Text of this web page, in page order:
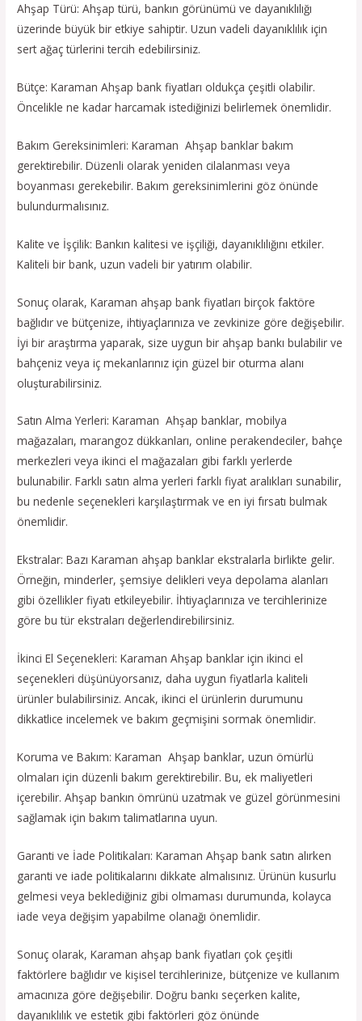
Ahşap Türü: Ahşap türü, bankın görünümü ve dayanıklılığı
üzerinde büyük bir etkiye sahiptir. Uzun vadeli dayanıklılık için
sert ağaç türlerini tercih edebilirsiniz.
Bütçe: Karaman Ahşap bank fiyatları oldukça çeşitli olabilir.
Öncelikle ne kadar harcamak istediğinizi belirlemek önemlidir.
Bakım Gereksinimleri: Karaman Ahşap banklar bakım
gerektirebilir. Düzenli olarak yeniden cilalanması veya
boyanması gerekebilir. Bakım gereksinimlerini göz önünde
bulundurmalısınız.
Kalite ve İşçilik: Bankın kalitesi ve işçiliği, dayanıklılığını etkiler.
Kaliteli bir bank, uzun vadeli bir yatırım olabilir.
Sonuç olarak, Karaman ahşap bank fiyatları birçok faktöre
bağlıdır ve bütçenize, ihtiyaçlarınıza ve zevkinize göre değişebilir.
İyi bir araştırma yaparak, size uygun bir ahşap bankı bulabilir ve
bahçeniz veya iç mekanlarınız için güzel bir oturma alanı
oluşturabilirsiniz.
Satın Alma Yerleri: Karaman Ahşap banklar, mobilya
mağazaları, marangoz dükkanları, online perakendeciler, bahçe
merkezleri veya ikinci el mağazaları gibi farklı yerlerde
bulunabilir. Farklı satın alma yerleri farklı fiyat aralıkları sunabilir,
bu nedenle seçenekleri karşılaştırmak ve en iyi fırsatı bulmak
önemlidir.
Ekstralar: Bazı Karaman ahşap banklar ekstralarla birlikte gelir.
Örneğin, minderler, şemsiye delikleri veya depolama alanları
gibi özellikler fiyatı etkileyebilir. İhtiyaçlarınıza ve tercihlerinize
göre bu tür ekstraları değerlendirebilirsiniz.
İkinci El Seçenekleri: Karaman Ahşap banklar için ikinci el
seçenekleri düşünüyorsanız, daha uygun fiyatlarla kaliteli
ürünler bulabilirsiniz. Ancak, ikinci el ürünlerin durumunu
dikkatlice incelemek ve bakım geçmişini sormak önemlidir.
Koruma ve Bakım: Karaman Ahşap banklar, uzun ömürlü
olmaları için düzenli bakım gerektirebilir. Bu, ek maliyetleri
içerebilir. Ahşap bankın ömrünü uzatmak ve güzel görünmesini
sağlamak için bakım talimatlarına uyun.
Garanti ve İade Politikaları: Karaman Ahşap bank satın alırken
garanti ve iade politikalarını dikkate almalısınız. Ürünün kusurlu
gelmesi veya beklediğiniz gibi olmaması durumunda, kolayca
iade veya değişim yapabilme olanağı önemlidir.
Sonuç olarak, Karaman ahşap bank fiyatları çok çeşitli
faktörlere bağlıdır ve kişisel tercihlerinize, bütçenize ve kullanım
amacınıza göre değişebilir. Doğru bankı seçerken kalite,
dayanıklılık ve estetik gibi faktörleri göz önünde